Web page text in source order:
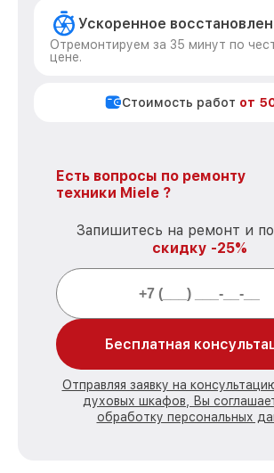
Ускоренное
Отремонтируем за 35 минут по
цене.
Стоимость работ от
Есть вопросы по ремонту
техники Miele ?
Запишитесь на ремонт и
скидку -25%
Бесплатная
Отправляя заявку на
духовых шкафов, Вы
обработку персональных